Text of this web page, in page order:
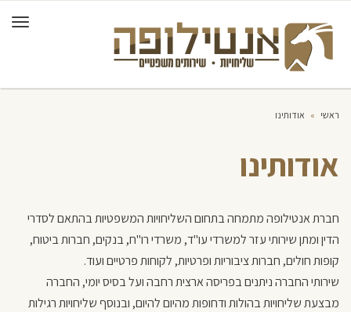
ראשי » אודותינו
אודותינו
חברת אנטילופה מתמחה בתחום השליחויות המשפטיות בהתאם לסדרי
הדין ומתן שירותי עזר למשרדי עו"ד, משרדי רו"ח, בנקים, חברות ביטוח,
קופות חולים, חברות ציבוריות ופרטיות, לקוחות פרטיים ועוד.
שירותי החברה ניתנים בפריסה ארצית רחבה ועל בסיס יומי, החברה
מבצעת שליחויות בהולות ודחופות מהיום להיום, ובנוסף שליחויות רגילות